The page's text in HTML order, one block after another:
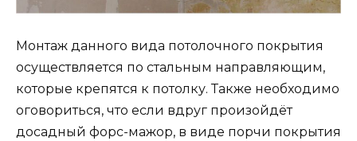
Монтаж данного вида потолочного покрытия
осуществляется по стальным направляющим,
которые крепятся к потолку. Также необходимо
оговориться, что если вдруг произойдёт
досадный форс-мажор, в виде порчи покрытия